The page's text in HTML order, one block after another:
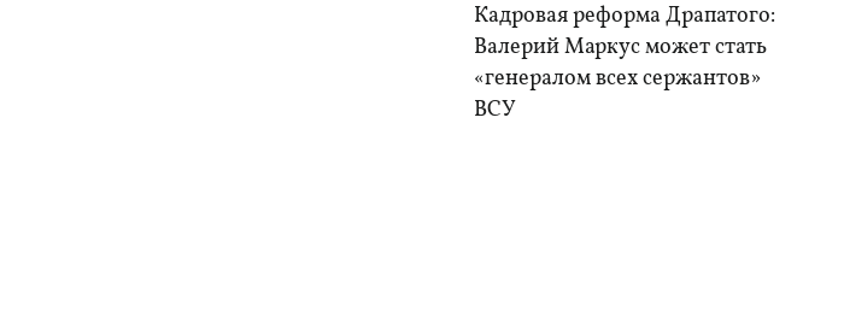
Кадровая реформа Драпатого:
Валерий Маркус может стать
«генералом всех сержантов»
ВСУ